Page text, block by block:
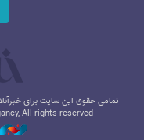
تمامی حقوق این سایت برای
All rights reserved